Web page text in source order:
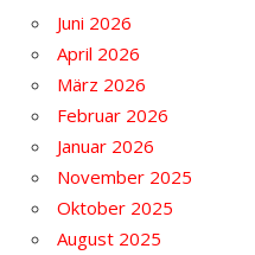
Juni 2026
April 2026
März 2026
Februar 2026
Januar 2026
November 2025
Oktober 2025
August 2025